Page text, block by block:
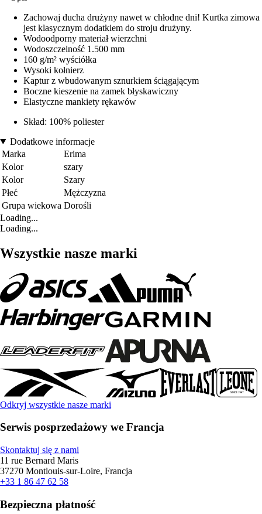
Zachowaj ducha drużyny nawet w chłodne dni! Kurtka zimowa
jest klasycznym dodatkiem do stroju drużyny.
Wodoodporny materiał wierzchni
Wodoszczelność 1.500 mm
160 g/m² wyściółka
Wysoki kołnierz
Kaptur z wbudowanym sznurkiem ściągającym
Boczne kieszenie na zamek błyskawiczny
Elastyczne mankiety rękawów
Skład: 100% poliester
Dodatkowe informacje
Marka
Erima
Kolor
szary
Kolor
Szary
Płeć
Mężczyzna
Grupa wiekowa Dorośli
Loading...
Loading...
Wszystkie nasze marki
Odkryj wszystkie nasze marki
Serwis posprzedażowy we Francja
Skontaktuj się z nami
11 rue Bernard Maris
37270 Montlouis-sur-Loire, Francja
+33 1 86 47 62 58
Bezpieczna płatność